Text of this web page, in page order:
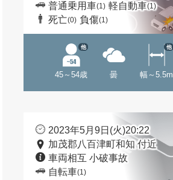
普通乗用車(1) 軽自動車(1)
死亡(0) 負傷(1)
45～54歳
他
曇 幅～5.5m
他
2023年5月9日(火)20:22
加茂郡八百津町和知 付近
車両相互 小破事故
自転車(1)